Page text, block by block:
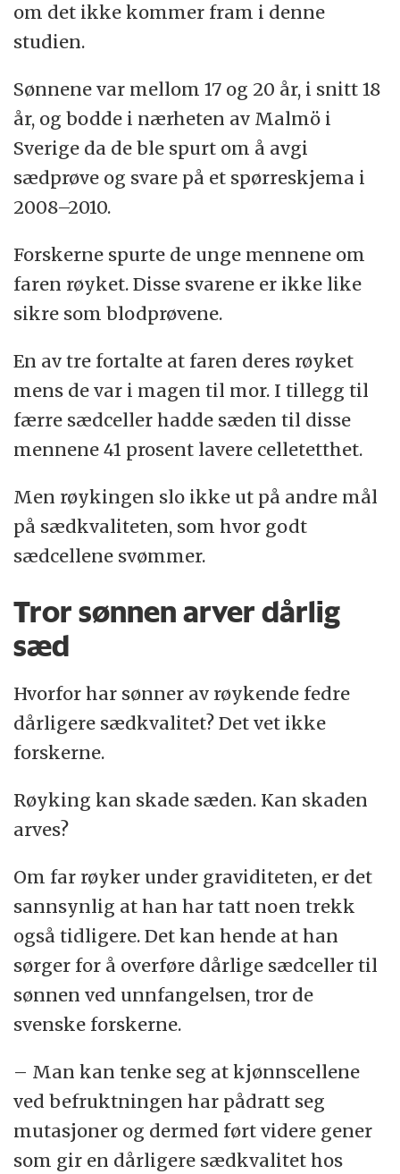
om det ikke kommer fram i denne
studien.
Sønnene var mellom 17 og 20 år, i snitt 18
år, og bodde i nærheten av Malmö i
Sverige da de ble spurt om å avgi
sædprøve og svare på et spørreskjema i
2008–2010.
Forskerne spurte de unge mennene om
faren røyket. Disse svarene er ikke like
sikre som blodprøvene.
En av tre fortalte at faren deres røyket
mens de var i magen til mor. I tillegg til
færre sædceller hadde sæden til disse
mennene 41 prosent lavere celletetthet.
Men røykingen slo ikke ut på andre mål
på sædkvaliteten, som hvor godt
sædcellene svømmer.
Tror sønnen arver dårlig
sæd
Hvorfor har sønner av røykende fedre
dårligere sædkvalitet? Det vet ikke
forskerne.
Røyking kan skade sæden. Kan skaden
arves?
Om far røyker under graviditeten, er det
sannsynlig at han har tatt noen trekk
også tidligere. Det kan hende at han
sørger for å overføre dårlige sædceller til
sønnen ved unnfangelsen, tror de
svenske forskerne.
– Man kan tenke seg at kjønnscellene
ved befruktningen har pådratt seg
mutasjoner og dermed ført videre gener
som gir en dårligere sædkvalitet hos